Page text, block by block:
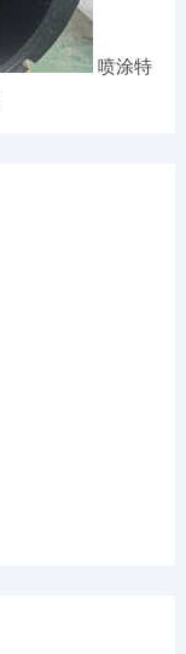
喷涂特